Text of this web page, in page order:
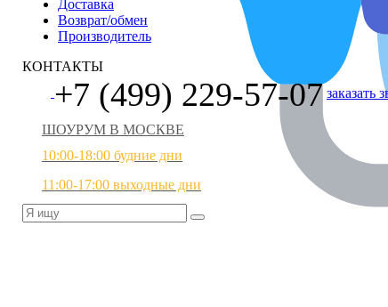
Доставка
Возврат/обмен
Производитель
КОНТАКТЫ
+7 (499) 229-57-07 заказать
ШОУРУМ В МОСКВЕ
10:00-18:00 будние дни
11:00-17:00 выходные дни